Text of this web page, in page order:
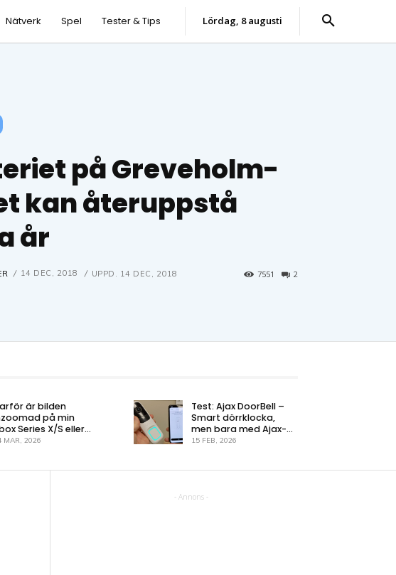
Nätverk Spel Tester & Tips lördag, 8 augusti
på Greveholm-
kan återuppstå
år
14 DEC, 2018 UPPD. 14 DEC, 2018 2
7551
är bilden
på min
Series X/S eller
MAR, 2026
Test: Ajax DoorBell –
Smart dörrklocka,
men bara med Ajax-
systemet
15 FEB, 2026